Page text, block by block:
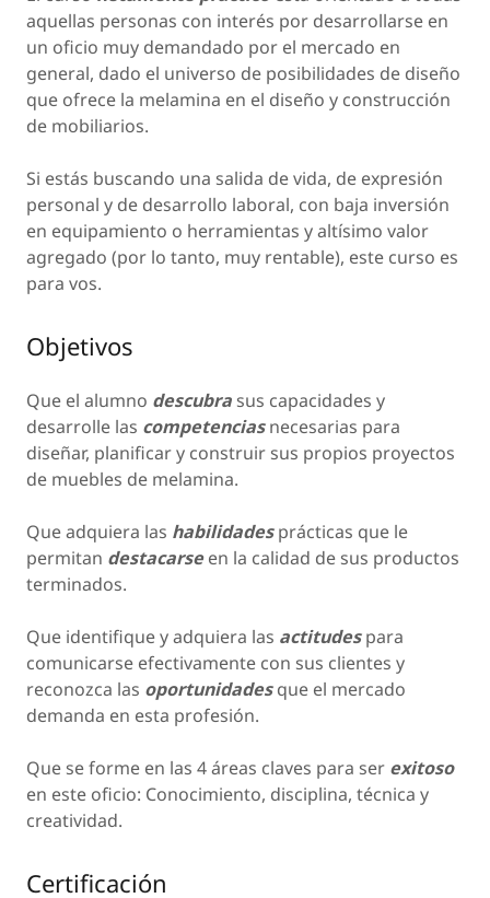
aquellas personas con interés por desarrollarse en
un oficio muy demandado por el mercado en
general, dado el universo de posibilidades de diseño
que ofrece la melamina en el diseño y construcción
de mobiliarios.
Si estás buscando una salida de vida, de expresión
personal y de desarrollo laboral, con baja inversión
en equipamiento o herramientas y altísimo valor
agregado (por lo tanto, muy rentable), este curso es
para vos.
Objetivos
Que el alumno descubra sus capacidades y
desarrolle las competenciasnecesarias para
diseñar, planificar y construir sus propios proyectos
de muebles de melamina.
Que adquiera las habilidadesprácticas que le
permitan destacarseen la calidad de sus productos
terminados.
Que identifique y adquiera las actitudespara
comunicarse efectivamente con sus clientes y
reconozca las oportunidadesque el mercado
demanda en esta profesión.
Que se forme en las 4 áreas claves para ser exitoso
en este oficio: Conocimiento, disciplina, técnica y
creatividad.
Certificación